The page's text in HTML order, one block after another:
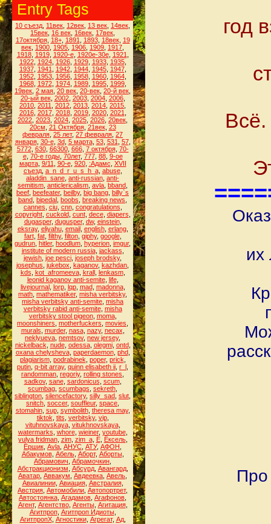
Entry Tags
10 съезд 11век 12век 13 век 14век
15век 16 век 16век 17век
17октября, 18+, 1891 1893, 18век, 19
век 1900 1905 1906 1909 1917
1918, 1919, 1920-е, 1920е-30е, 1921
1922, 1924, 1926, 1929, 1933, 1935,
1937, 1941 1942, 1944, 1945, 1947,
1952, 1953, 1956, 1958, 1960, 1964,
1968, 1972, 1974, 1989, 1995, 1999,
19век 2 мая 20 век 20-век 20-й век
20-ый век, 2002, 2003, 2004, 2006,
2010 2011 2012 2013 2014 2015
2016, 2017, 2018, 2019, 2020, 2021
2022 2023 2024 2025 2026 20век
20см 21 Октября, 21век, 23
февраля 25 лет, 27 февраля 27
января, 30-е, 3d, 5 марта, 53, 531 57,
5772, 630, 66300, 666, 7 октября, 70-
е, 70-е годы, 70лет, 777, 88, 9-ое
марта, 9/11 90-е, 920, :Адамс XVII
съезд, a_n_d_r_u_s_h_a, abuse,
aladdin_sane anti-russian anti-
semitism anticlericalism avla bband
beef beefeater, beilby, big bang billy`s
band bipedal boobs breaking news
cannes ciu, cnn, congratulations
copyright, cuckold, cunt, dece, diapers
dugasper, dugusper, dw, einstein,
eksray, eliyahu, email, english, erlang,
fart, fat, filthy, filton, giphy, google,
gudrun hitler, hoodlum hyperion imgur,
institute of modern russia, jackass
jewish joe pesci joseph brodsky,
josephus jukebox kaganov, kazhdan
kds kot_afromeeva, krall, lenkasm,
leonid kaganov anti-semite, life,
livejournal, lorp, lqp, mad, madonna,
math mathematiker, misha verbitsky,
misha verbitsky anti-semite misha
verbitsky rabid anti-semite, misha
verbitsky stool pigeon, moma,
moonshiners motherfuckers movies
murals murder, nasa, nazy, necax
neklyueva nemtsov, new jersey,
nickelback nude, odessa, olegmi, ontd,
oxana chelysheva, paperdaemon, phd,
plagiarism, podrabinek poper, prick
putin q-bit array, quinn elisabeth ii r_l
randomman regoriy, rolling stones
sadkov, sane, sardonicus scum,
scumbag scumbags sekreth
siblington silencefactory, silly_sad slut
snitch soccer, souffleur, space
stomahin, sup, symbolith, theresa may,
tiktok tits verbitsky, vip,
vituhnovskaya, vitukhnovskaya,
watermarks whore, wieiner, youtube,
yulya fridman, zim, zim_a, Ё, Ёксель,
Ёршик Аvla АНУС АТУ, АФОН
Абакумов, Абель, Аборт, Аборты,
Абрамович Абрамочкин
Абстракционизм Абсурд, Авангард,
Аватар Аввакум Авдеевка Авель
Авиалинии, Авиация, Австралия,
Австрия Автомобили Автопортрет,
Автостоянка Агадамов Агафонов
Агент, Агентство, Агенты, Агитация,
Агитпроп, Агитпроп Идиоты,
АгитпропХ, Агностики, Агрегат, Ад,
год
Всё.
их
Про